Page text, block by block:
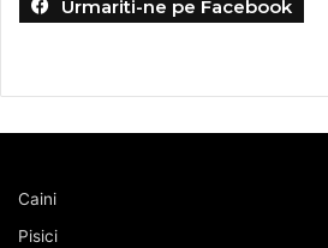
Urmariti-ne pe Facebook
Caini
Pisici